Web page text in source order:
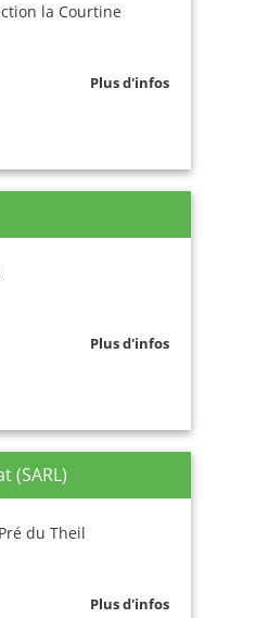
la Courtine
Plus d'infos
Plus d'infos
(SARL)
du Theil
Plus d'infos